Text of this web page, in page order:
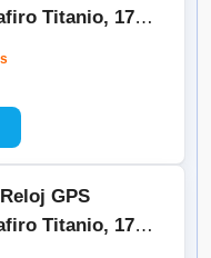
Titanio, 17
Monitor de
Medición del
Escalada-
GPS
Titanio, 17